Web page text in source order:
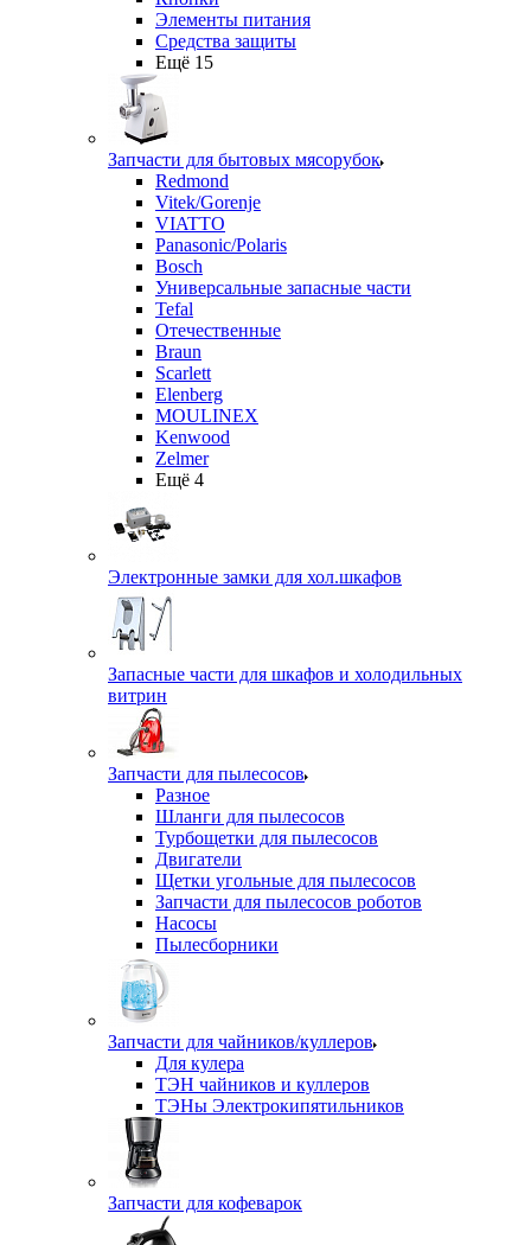
Элементы питания
Средства защиты
Ещё 15
Запчасти для бытовых мясорубок
Redmond
Vitek/Gorenje
VIATTO
Panasonic/Polaris
Bosch
Универсальные запасные части
Tefal
Отечественные
Braun
Scarlett
Elenberg
MOULINEX
Kenwood
Zelmer
Ещё 4
Электронные замки для хол.шкафов
Запасные части для шкафов и холодильных
витрин
Запчасти для пылесосов
Разное
Шланги для пылесосов
Турбощетки для пылесосов
Двигатели
Щетки угольные для пылесосов
Запчасти для пылесосов роботов
Насосы
Пылесборники
Запчасти для чайников/куллеров
Для кулера
ТЭН чайников и куллеров
ТЭНы Электрокипятильников
Запчасти для кофеварок